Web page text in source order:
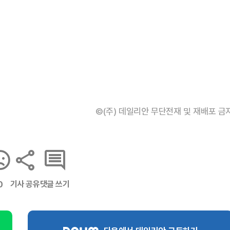
©(주) 데일리안 무단전재 및 재배포 금
기사 공유댓글 쓰기